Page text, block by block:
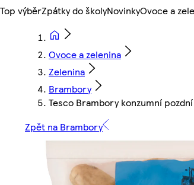
Top výběrZpátky do školyNovinkyOvoce a
Ovoce a zelenina
Zelenina
Brambory
Tesco Brambory konzumní
Zpět na Brambory